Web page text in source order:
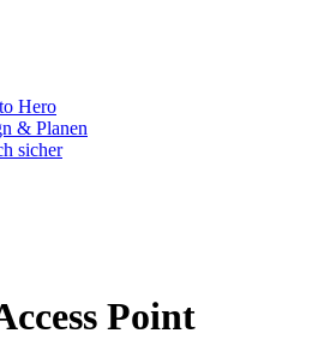
Hero
& Planen
sicher
Point